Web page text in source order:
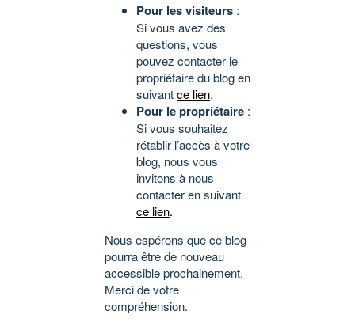
Pour les visiteurs :
Si vous avez des
questions, vous
pouvez contacter le
propriétaire du blog en
suivantce lien.
Pour le propriétaire :
Si vous souhaitez
rétablir l’accès à votre
blog, nous vous
invitons à nous
contacter en suivant
ce lien.
Nous espérons que ce blog
pourra être de nouveau
accessible prochainement.
Merci de votre
compréhension.